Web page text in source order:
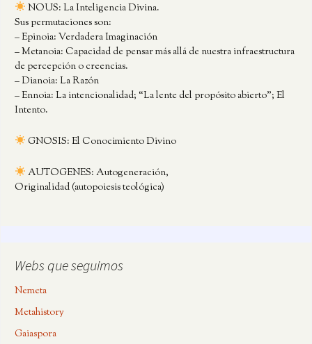
NOUS: La Inteligencia Divina.
Sus permutaciones son:
– Epinoia: Verdadera Imaginación
– Metanoia: Capacidad de pensar más allá de nuestra infraestructura
de percepción o creencias.
– Dianoia: La Razón
– Ennoia: La intencionalidad; “La lente del propósito abierto”; El
Intento.
GNOSIS: El Conocimiento Divino
AUTOGENES: Autogeneración,
Originalidad (autopoiesis teológica)
Webs que seguimos
Nemeta
Metahistory
Gaiaspora